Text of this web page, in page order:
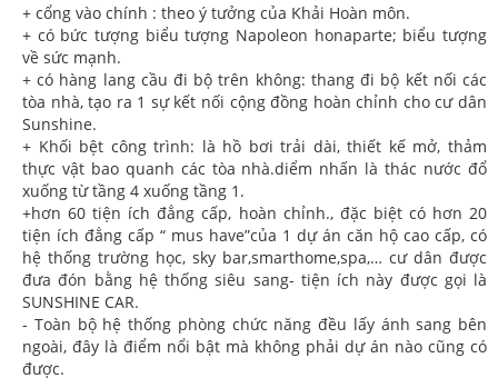
+ cổng vào chính : theo ý tưởng của Khải Hoàn môn.
+ có bức tượng biểu tượng Napoleon honaparte; biểu tượng
về sức mạnh.
+ có hàng lang cầu đi bộ trên không: thang đi bộ kết nối các
tòa nhà, tạo ra 1 sự kết nối cộng đồng hoàn chỉnh cho cư dân
Sunshine.
+ Khối bệt công trình: là hồ bơi trải dài, thiết kế mở, thảm
thực vật bao quanh các tòa nhà.diểm nhấn là thác nước đổ
xuống từ tầng 4 xuống tầng 1.
+hơn 60 tiện ích đẳng cấp, hoàn chỉnh., đặc biệt có hơn 20
tiện ích đẳng cấp “ mus have”của 1 dự án căn hộ cao cấp, có
hệ thống trường học, sky bar,smarthome,spa,… cư dân được
đưa đón bằng hệ thống siêu sang- tiện ích này được gọi là
SUNSHINE CAR.
- Toàn bộ hệ thống phòng chức năng đều lấy ánh sang bên
ngoài, đây là điểm nổi bật mà không phải dự án nào cũng có
được.